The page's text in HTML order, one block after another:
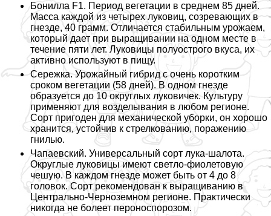
Бонилла F1. Период вегетации в среднем 85 дней.
Масса каждой из четырех луковиц, созревающих в
гнезде, 40 грамм. Отличается стабильным урожаем,
который дает при выращивании на одном месте в
течение пяти лет. Луковицы полуострого вкуса, их
активно используют в пищу.
Сережка. Урожайный гибрид с очень коротким
сроком вегетации (58 дней). В одном гнезде
образуется до 10 округлых луковичек. Культуру
применяют для возделывания в любом регионе.
Сорт пригоден для механической уборки, он хорошо
хранится, устойчив к стрелкованию, поражению
гнилью.
Чапаевский. Универсальный сорт лука-шалота.
Округлые луковицы имеют светло-фиолетовую
чешую. В каждом гнезде может быть от 4 до 8
головок. Сорт рекомендован к выращиванию в
Центрально-Черноземном регионе. Пpaктически
никогда не болеет пероноспорозом.